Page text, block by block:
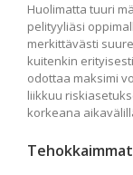
Huolimatta tuuri
pelityyliäsi
merkittävästi
kuitenkin
odottaa maksimi
liikkuu
korkeana